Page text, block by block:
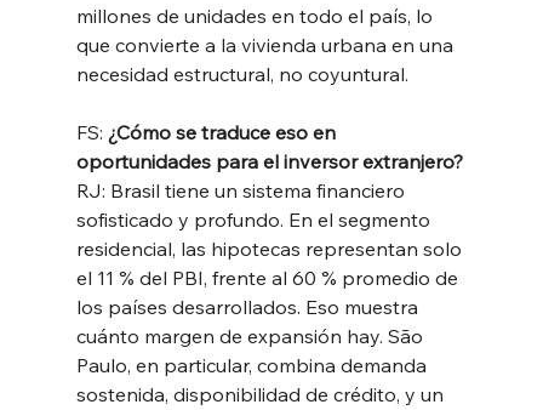
millones de unidades en todo el país, lo
que convierte a la vivienda urbana en una
necesidad estructural, no coyuntural.
FS: ¿Cómo se traduce eso en
oportunidades para el inversor extranjero?
RJ: Brasil tiene un sistema financiero
sofisticado y profundo. En el segmento
residencial, las hipotecas representan solo
el 11 % del PBI, frente al 60 % promedio de
los países desarrollados. Eso muestra
cuánto margen de expansión hay. São
Paulo, en particular, combina demanda
sostenida, disponibilidad de crédito, y un